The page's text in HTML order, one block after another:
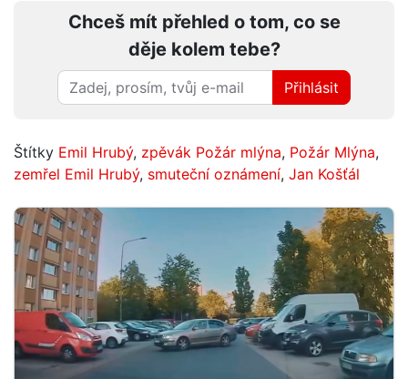
Chceš mít přehled o tom, co se
děje kolem tebe?
Přihlásit
Štítky Emil Hrubý, zpěvák Požár mlýna, Požár Mlýna,
zemřel Emil Hrubý, smuteční oznámení, Jan Košťál